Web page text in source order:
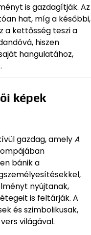
is gazdagítják. Az
hat, míg a későbbi,
a kettősség teszi a
hiszen
hangulatához,
képek
gazdag, amelyA
bánik a
nyújtanak,
is feltárják. A
és szimbolikusak,
világával.